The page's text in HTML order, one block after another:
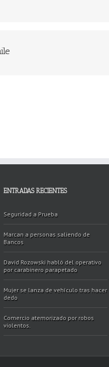
ENTRADAS RECIENTES
Seguridad a Prueba
Marcan a personas saliendo de
Bancos
David Rozowski habló del operativo
por carabinero parapetado
Mujer se lanza de vehículo tras hacer
dedo
Comercio atemorizado por robos
violentos.